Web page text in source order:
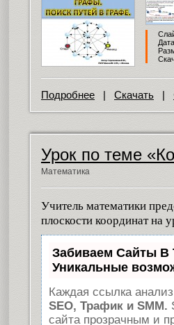
Подробнее | Скачать |
Урок по теме
Математика
Учитель математики
плоскости координат на
Забиваем Сайты
Уникальные
Каждая ссылка
SEO, Трафик и SMM.
сайта прозрачным и